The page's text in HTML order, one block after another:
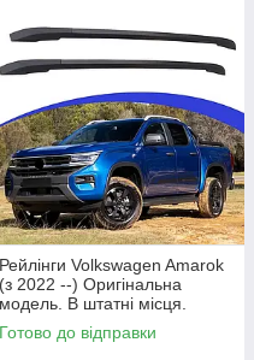
Рейлінги Volkswagen Amarok
(з 2022 --) Оригінальна
модель. В штатні місця.
Готово до відправки